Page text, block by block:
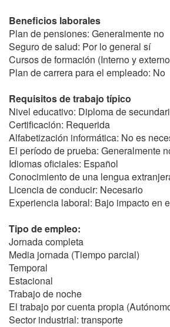
Beneficios laborales
Plan de pensiones: Generalmente no
Seguro de salud: Por lo general sí
Cursos de formación (Interno y
Plan de carrera para el empleado: No
Requisitos de trabajo típico
Nivel educativo: Diploma de
Certificación: Requerida
Alfabetización informática: No es
El período de prueba: Generalmente
Idiomas oficiales: Español
Conocimiento de una lengua
Licencia de conducir: Necesario
Experiencia laboral: Bajo impacto en
Tipo de empleo:
Jornada completa
Media jornada (Tiempo parcial)
Temporal
Estacional
Trabajo de noche
El trabajo por cuenta propia
Sector industrial: transporte